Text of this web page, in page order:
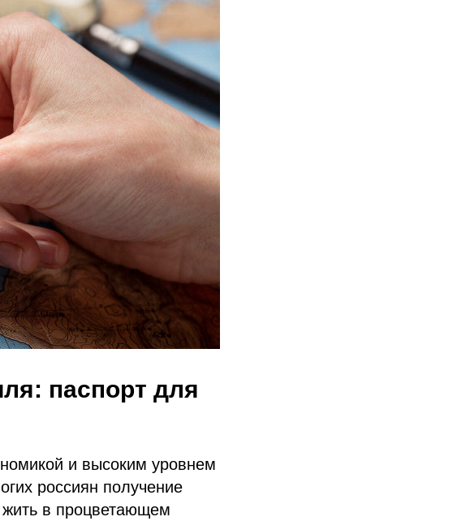
паспорт для
и высоким уровнем
россиян получение
в процветающем